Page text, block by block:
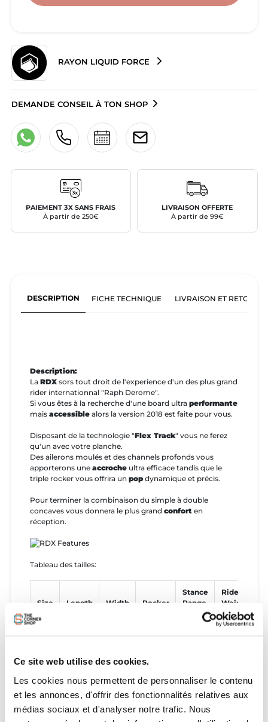
Ce site web utilise des cookies.
Les cookies nous permettent de personnaliser le contenu
et les annonces, d'offrir des fonctionnalités relatives aux
médias sociaux et d'analyser notre trafic. Nous
RAYON LIQUID FORCE
DEMANDE CONSEIL À TON SHOP
PAIEMENT 3X SANS FRAIS
À partir de 250€
LIVRAISON OFFERTE
À partir de 99€
DESCRIPTION FICHE TECHNIQUE LIVRAISON ET RETOURS
Description:
La RDX sors tout droit de l'experience d'un des plus grand
rider internationnal "Raph Derome".
Si vous êtes à la recherche d'une board ultra performante
mais accessible alors la version 2018 est faite pour vous.
Disposant de la technologie "Flex Track" vous ne ferez
qu'un avec votre planche.
Des ailerons moulés et des channels profonds vous
apporterons une accroche ultra efficace tandis que le
triple rocker vous offrira un popdynamique et précis.
Pour terminer la combinaison du simple à double
concaves vous donnera le plus grand confort en
réception.
Tableau des tailles:
Size Length Width Rocker
Stance
Range
Rider
Weight
90 - 170
138
54.3"
cm
17.2"
43.8
cm
2.6"
22.0" -
26.0"
55.9 -
130-210